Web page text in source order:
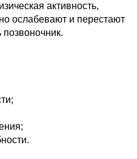
активность,
ослабевают и перестают